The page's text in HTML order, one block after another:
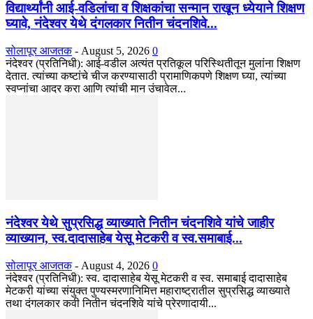
विद्यार्थ्यांनी आई-वडिलांचा व शिक्षकांचा सन्मान राखून ध्येयाने शिक्षण
घ्यावे, नंदेश्वर येथे दंगलकार नितीन चंदनशिवे...
सोलापूर आजतक - August 5, 2026 0
नंदेश्वर (प्रतिनिधी): आई-वडील अत्यंत प्रतिकूल परिस्थितीतून मुलांना शिक्षण
देतात. त्यांच्या कष्टांचे चीज करण्यासाठी प्रामाणिकपणे शिक्षण घ्या, त्यांच्या
स्वप्नांचा आदर करा आणि त्यांची मान उंचावेल...
नंदेश्वर येथे सुप्रसिद्ध व्याख्याते नितीन चंदनशिवे यांचे जाहीर
व्याख्यान, स्व.दादासाहेब येसू मेटकरी व स्व.समाबाई...
सोलापूर आजतक - August 4, 2026 0
नंदेश्वर (प्रतिनिधी): स्व. दादासाहेब येसू मेटकरी व स्व. समाबाई दादासाहेब
मेटकरी यांच्या संयुक्त पुण्यस्मरणानिमित्त महाराष्ट्रातील सुप्रसिद्ध व्याख्याते
तथा दंगलकार कवी नितीन चंदनशिवे यांचे प्रेरणादायी...